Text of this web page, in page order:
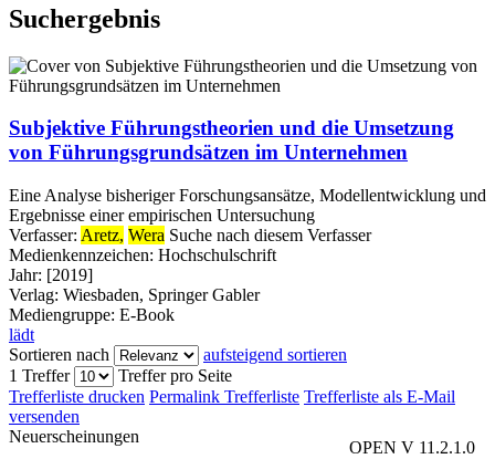
Suchergebnis
Subjektive Führungstheorien und die Umsetzung
von Führungsgrundsätzen im Unternehmen
Eine Analyse bisheriger Forschungsansätze, Modellentwicklung und
Ergebnisse einer empirischen Untersuchung
Verfasser: Aretz, Wera Suche nach diesem Verfasser
Medienkennzeichen: Hochschulschrift
Jahr: [2019]
Verlag: Wiesbaden, Springer Gabler
Mediengruppe: E-Book
lädt
Sortieren nach
aufsteigend sortieren
1 Treffer
Treffer pro Seite
Trefferliste drucken Permalink Trefferliste Trefferliste als E-Mail
versenden
OPEN V 11.2.1.0
Neuerscheinungen